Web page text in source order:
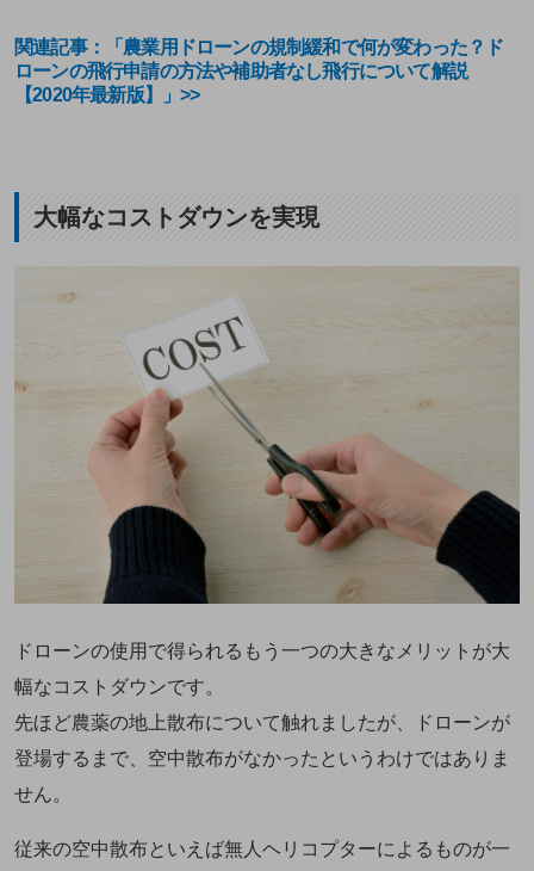
関連記事：「農業用ドローンの規制緩和で何が変わった？ド
ローンの飛行申請の方法や補助者なし飛行について解説
【2020年最新版】」>>
大幅なコストダウンを実現
ドローンの使用で得られるもう一つの大きなメリットが大
幅なコストダウンです。
先ほど農薬の地上散布について触れましたが、ドローンが
登場するまで、空中散布がなかったというわけではありま
せん。
従来の空中散布といえば無人ヘリコプターによるものが一